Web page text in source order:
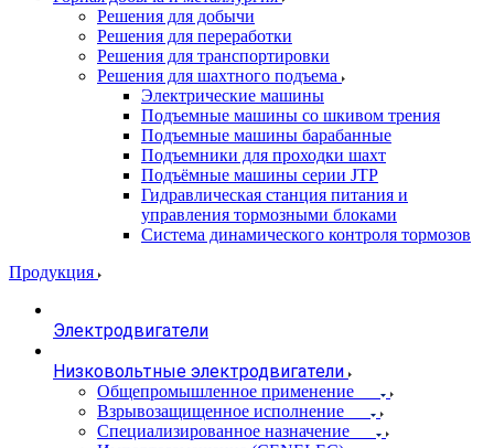
Решения для добычи
Решения для переработки
Решения для транспортировки
Решения для шахтного подъема
Электрические машины
Подъемные машины со шкивом трения
Подъемные машины барабанные
Подъемники для проходки шахт
Подъёмные машины серии JTP
Гидравлическая станция питания и
управления тормозными блоками
Система динамического контроля тормозов
Продукция
Электродвигатели
Низковольтные электродвигатели
Общепромышленное применение
Взрывозащищенное исполнение
Специализированное назначение